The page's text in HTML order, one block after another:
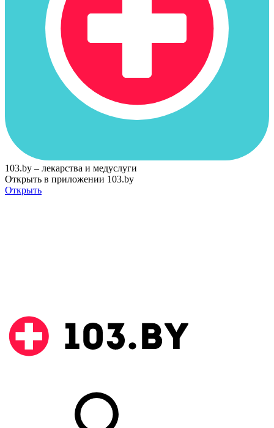
103.by – лекарства и медуслуги
Открыть в приложении 103.by
Открыть